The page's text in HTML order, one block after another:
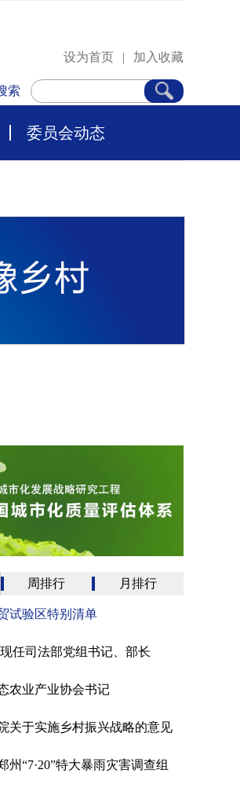
设为首页 | 加入收藏
索
委员会动态
周排行 月排行
试验区特别清单
任司法部党组书记、部长
农业产业协会书记
关于实施乡村振兴战略的意见
州“7·20”特大暴雨灾害调查组